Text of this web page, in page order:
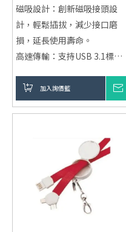
磁吸設計：創新磁吸接頭設
計，輕鬆插拔，減少接口磨
損，延長使用壽命。
高速傳輸：支持USB 3.1標
480Mbps，快速傳輸各種文
件、照片、音樂等資料。
術，最大功率可達100W，快
速充電，節省時間。
高耐用性：高品質純銅和PVC
材質，編織線材抗拉伸強，適
合長期使用。
智能充電保護：內建智能芯
加入詢價籃